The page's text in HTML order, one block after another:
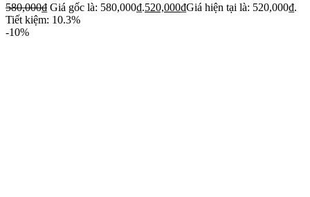
580,000₫ Giá gốc là: 580,000₫.520,000₫Giá hiện tại là: 520,000₫.
Tiết kiệm: 10.3%
-10%